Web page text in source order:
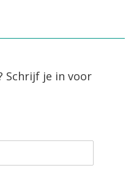
Schrijf je in voor